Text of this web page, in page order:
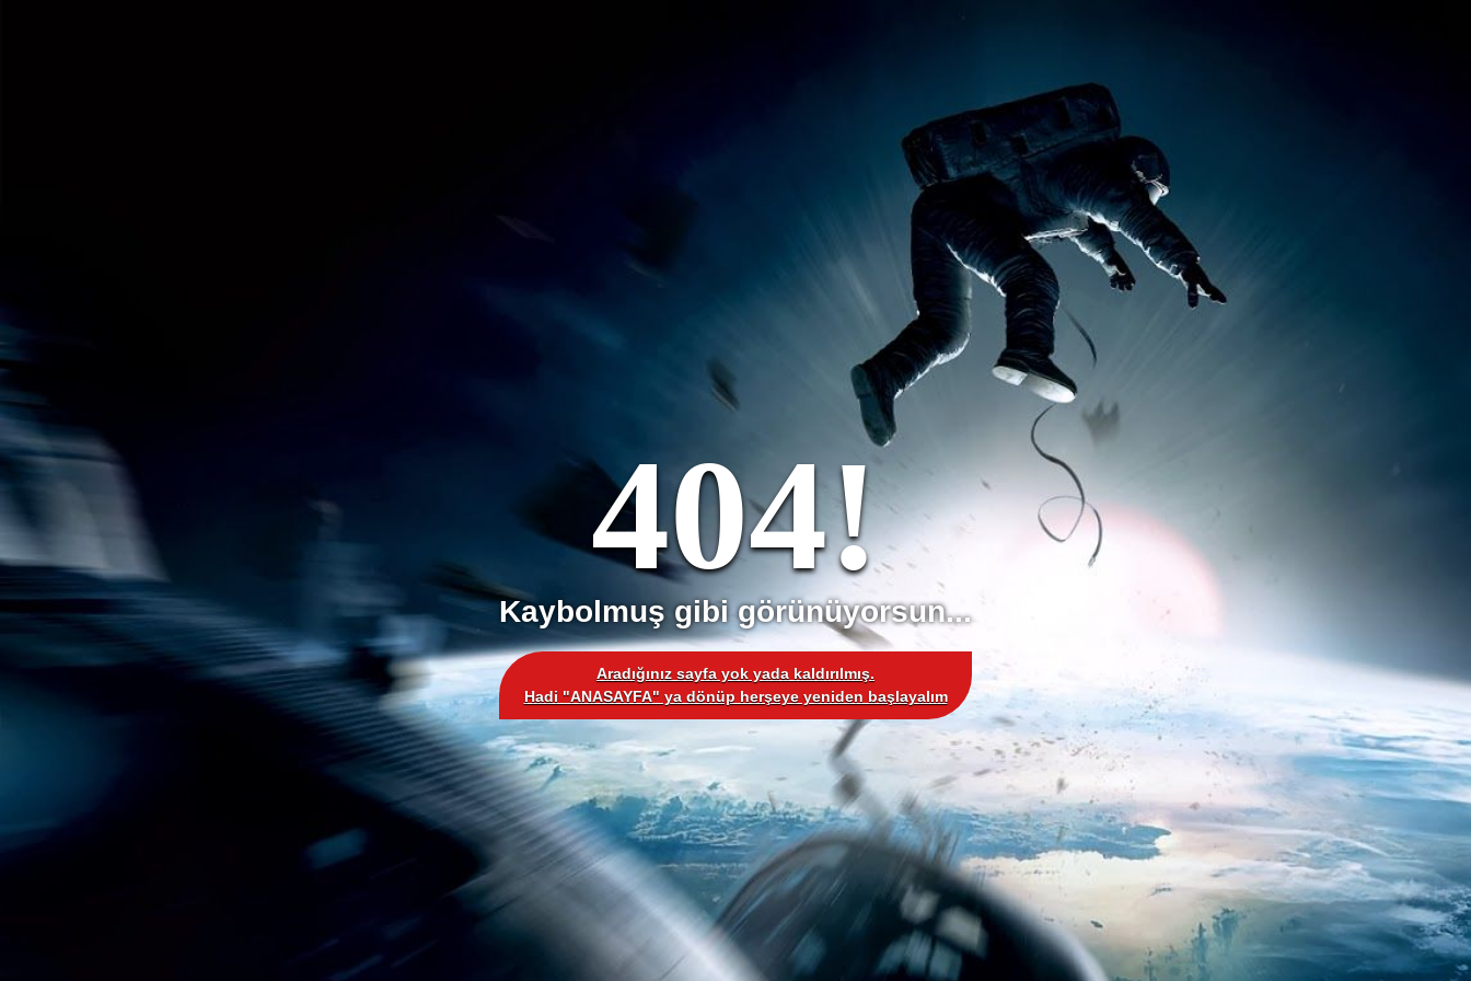
404!
Kaybolmuş gibi görünüyorsun...
Aradığınız sayfa yok yada kaldırılmış.
Hadi "ANASAYFA" ya dönüp herşeye yeniden başlayalım